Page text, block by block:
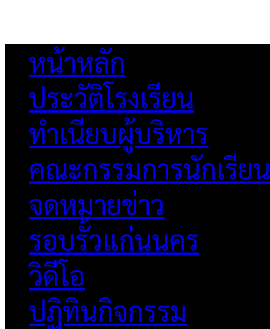
หน้าหลัก
ประวัติโรงเรียน
ทำเนียบผู้บริหาร
คณะกรรมการนักเรียน
จดหมายข่าว
รอบรั้วแก่นนคร
วิดีโอ
ปฏิทินกิจกรรม